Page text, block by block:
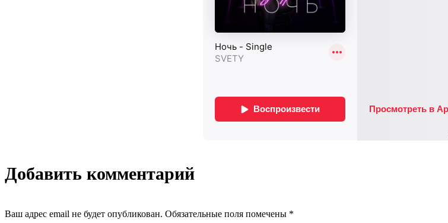
Добавить комментарий
Ваш адрес email не будет опубликован. Обязательные поля помечены *